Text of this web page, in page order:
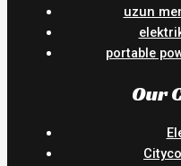
uzun
portable
Our